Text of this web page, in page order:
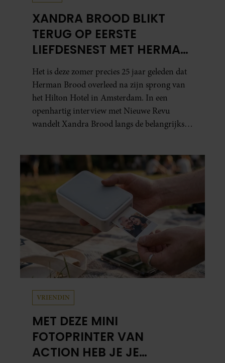
XANDRA BROOD BLIKT
TERUG OP EERSTE
LIEFDESNEST MET HERMAN
BROOD: “HIER IS LOLA
GEBOREN”
Het is deze zomer precies 25 jaar geleden dat
Herman Brood overleed na zijn sprong van
het Hilton Hotel in Amsterdam. In een
openhartig interview met Nieuwe Revu
wandelt Xandra Brood langs de belangrijkste
Leidsedwarsstraat roept een stortvloed aan
herinneringen op. Daar begon hun leven
samen en werd dochter Lola geboren.
VRIENDIN
MET DEZE MINI
FOTOPRINTER VAN
ACTION HEB JE JE